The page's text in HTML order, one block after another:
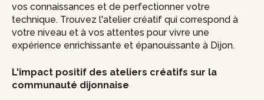
vos connaissances et de perfectionner votre
technique. Trouvez l'atelier créatif qui correspond à
votre niveau et à vos attentes pour vivre une
expérience enrichissante et épanouissante à Dijon.
L'impact positif des ateliers créatifs sur la
communauté dijonnaise